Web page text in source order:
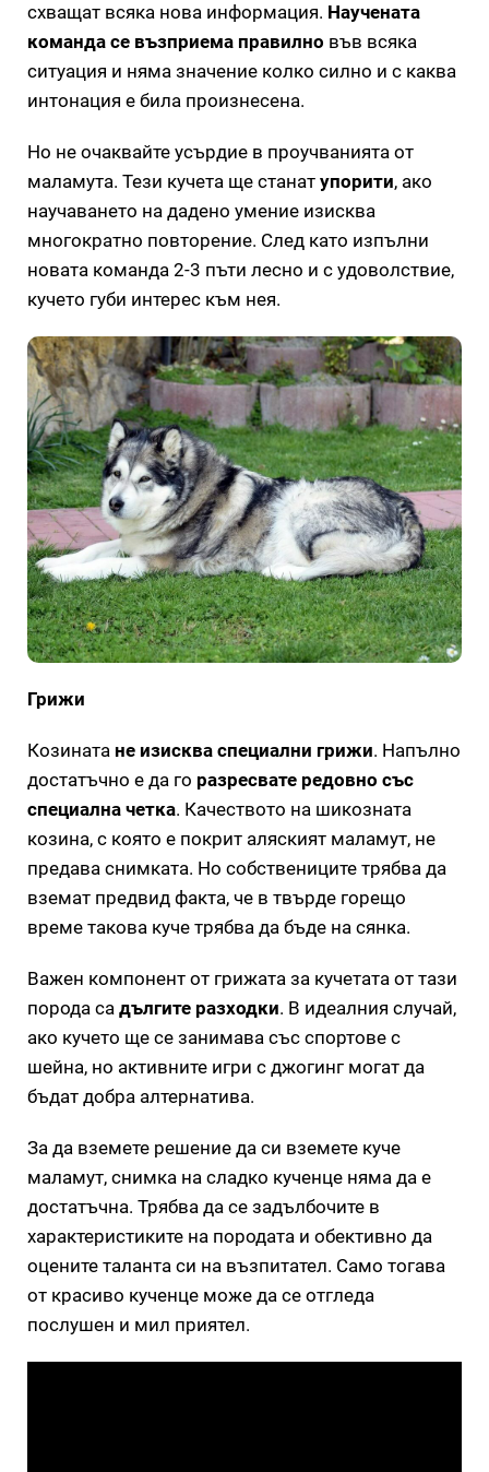
схващат всяка нова информация. Научената
команда се възприема правилно във всяка
ситуация и няма значение колко силно и с каква
интонация е била произнесена.
Но не очаквайте усърдие в проучванията от
маламута. Тези кучета ще станат упорити, ако
научаването на дадено умение изисква
многократно повторение. След като изпълни
новата команда 2-3 пъти лесно и с удоволствие,
кучето губи интерес към нея.
Грижи
Козината не изисква специални грижи. Напълно
достатъчно е да го разресвате редовно със
специална четка. Качеството на шикозната
козина, с която е покрит аляският маламут, не
предава снимката. Но собствениците трябва да
вземат предвид факта, че в твърде горещо
време такова куче трябва да бъде на сянка.
Важен компонент от грижата за кучетата от тази
порода са дългите разходки. В идеалния случай,
ако кучето ще се занимава със спортове с
шейна, но активните игри с джогинг могат да
бъдат добра алтернатива.
За да вземете решение да си вземете куче
маламут, снимка на сладко кученце няма да е
достатъчна. Трябва да се задълбочите в
характеристиките на породата и обективно да
оцените таланта си на възпитател. Само тогава
от красиво кученце може да се отгледа
послушен и мил приятел.